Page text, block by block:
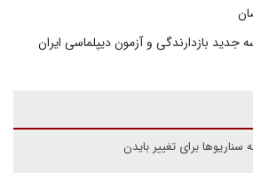
جدید بازدارندگی و آزمون دیپلماسی ایران
برای تغییر بایدن